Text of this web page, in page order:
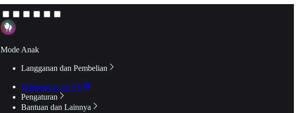
Mode Anak
Langganan dan Pembelian
Hubungkan ke TV
Pengaturan
Bantuan dan Lainnya